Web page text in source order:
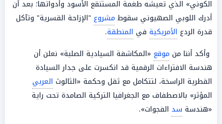
الكوني» الذي تعيشه طغمة المستنقع الأسود وأدواتها؛ بعد أن
أدرك اللوبي الصهيوني سقوطمشروع "الإزاحة القسرية" وتآكل
قدرة الردع الأمريكية في المنطقة.
وأكد أننا من موقع «المكاشفة السيادية الصلبة» نعلن أن
هندسة الافتراءات الرقمية قد انكسرت على جدار السيادة
القطرية الراسخة، لتتكامل مع ثقل وحكمة «الثالوث العربي
المؤثر» بالاصطفاف مع الجغرافيا التركية الصامدة تحت راية
«هندسة سد الفجوات».